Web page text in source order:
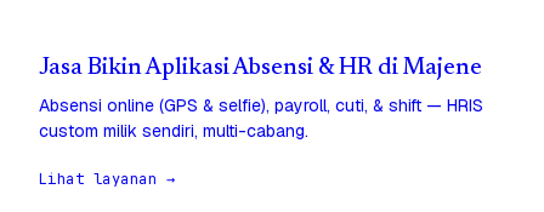
Jasa Bikin Aplikasi Absensi & HR di Majene
Absensi online (GPS & selfie), payroll, cuti, & shift — HRIS
custom milik sendiri, multi-cabang.
Lihat layanan →